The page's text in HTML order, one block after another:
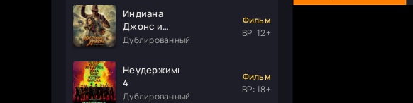
Индиана
Джонс и
колесо
Дублированный
Фильм
ВР: 12+
Неудержимые
4
Дублированный
Фильм
ВР: 18+